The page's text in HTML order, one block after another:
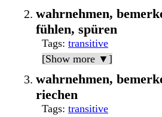
wahrnehmen,
fühlen, spüren
Tags: transitive
[Show more ▼]
wahrnehmen,
riechen
Tags: transitive